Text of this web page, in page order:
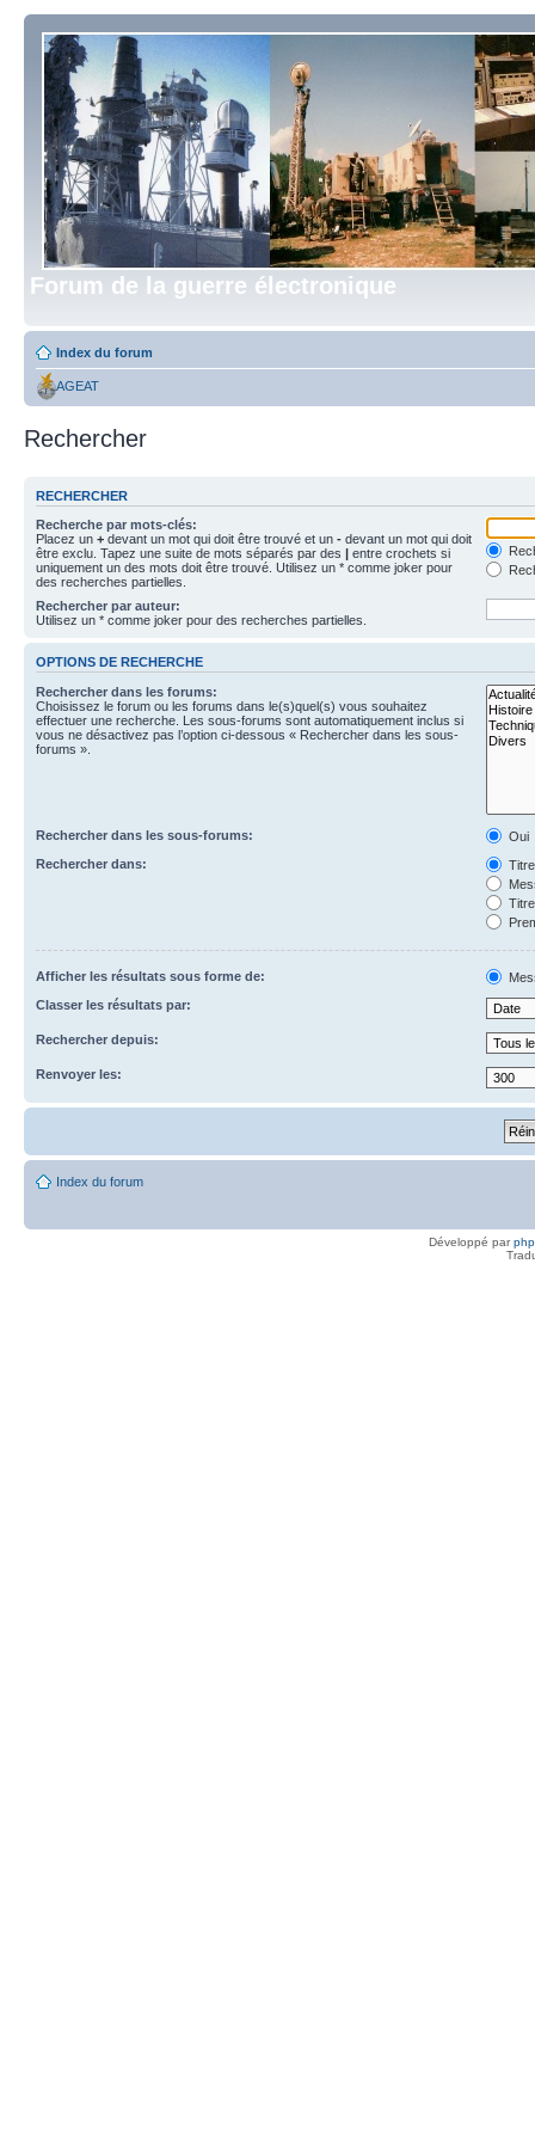
Forum de la guerre électronique
Index du forum
AGEAT
Rechercher
RECHERCHER
Recherche par mots-clés:
Placez un + devant un mot qui doit être trouvé et un - devant un mot qui doit
être exclu. Tapez une suite de mots séparés par des | entre crochets si
uniquement un des mots doit être trouvé. Utilisez un * comme joker pour
des recherches partielles.
Rechercher par auteur:
Utilisez un * comme joker pour des recherches partielles.
OPTIONS DE RECHERCHE
Rechercher dans les forums:
Choisissez le forum ou les forums dans le(s)quel(s) vous souhaitez
effectuer une recherche. Les sous-forums sont automatiquement inclus si
vous ne désactivez pas l’option ci-dessous « Rechercher dans les sous-
forums ».
Rechercher dans les sous-forums:
Oui
Rechercher dans:
Afficher les résultats sous forme de:
Classer les résultats par:
Rechercher depuis:
Renvoyer les:
Index du forum
Développé par